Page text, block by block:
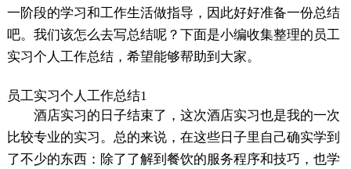
一阶段的学习和工作生活做指导，因此好好准备一份总结
吧。我们该怎么去写总结呢？下面是小编收集整理的员工
实习个人工作总结，希望能够帮助到大家。
员工实习个人工作总结1
酒店实习的日子结束了，这次酒店实习也是我的一次
比较专业的实习。总的来说，在这些日子里自己确实学到
了不少的东西：除了了解到餐饮的服务程序和技巧，也学